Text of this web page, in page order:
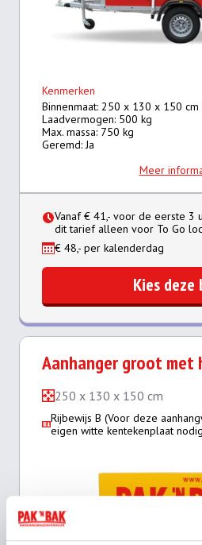
Kenmerken
Binnenmaat: 250 x 130 x 150 cm
Laadvermogen: 500 kg
Max. massa: 750 kg
Geremd: Ja
Meer
Vanaf € 41,- voor de eerste 3
dit tarief alleen voor To Go
€ 48,- per kalenderdag
Kies deze
Aanhanger groot met
250 x 130 x 150 cm
Rijbewijs B (Voor deze
eigen witte kentekenplaat